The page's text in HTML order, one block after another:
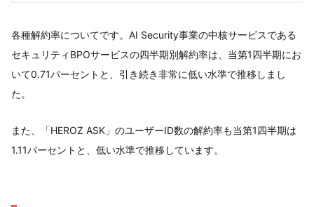
各種解約率についてです。AI Security事業の中核サービスである
セキュリティBPOサービスの四半期別解約率は、当第1四半期にお
いて0.71パーセントと、引き続き非常に低い水準で推移しまし
た。
また、「HEROZ ASK」のユーザーID数の解約率も当第1四半期は
1.11パーセントと、低い水準で推移しています。